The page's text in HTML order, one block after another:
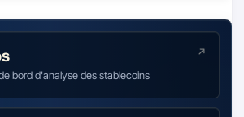
bord d'analyse des stablecoins